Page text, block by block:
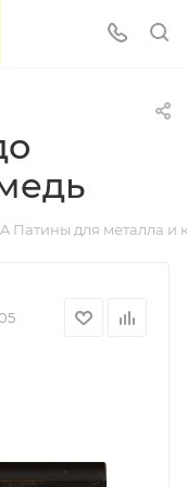
Патины для металла и